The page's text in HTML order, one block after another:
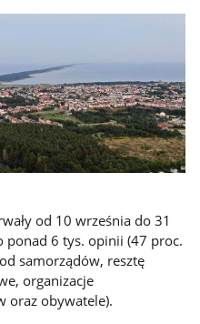
od 10 września do 31
ponad 6 tys. opinii (47 proc.
samorządów, resztę
organizacje
oraz obywatele).